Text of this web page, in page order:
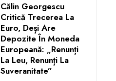
Călin Georgescu
Critică Trecerea La
Euro, Deși Are
Depozite În Moneda
Europeană: „Renunți
La Leu, Renunți La
Suveranitate”